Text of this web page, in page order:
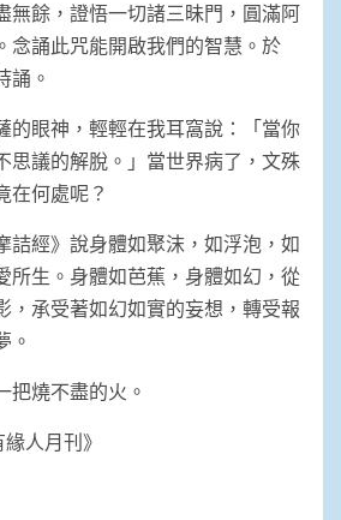
無餘，證悟一切諸三昧門，圓滿阿
念誦此咒能開啟我們的智慧。於
誦。
的眼神，輕輕在我耳窩說：「當你
思議的解脫。」當世界病了，文殊
在何處呢？
詰經》說身體如聚沫，如浮泡，如
所生。身體如芭蕉，身體如幻，從
，承受著如幻如實的妄想，轉受報
。
把燒不盡的火。
人月刊》